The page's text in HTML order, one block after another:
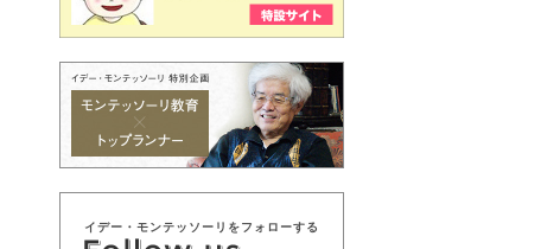
イデー・モンテッソーリをフォローする